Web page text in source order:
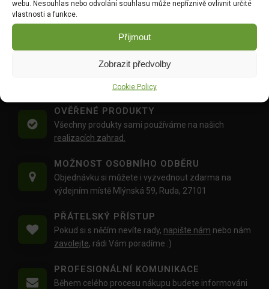
webu. Nesouhlas nebo odvolání souhlasu může nepříznivě ovlivnit určité
vlastnosti a funkce.
Přijmout
Zobrazit předvolby
Cookie Policy
29.00Kč
49.00Kč
DOPRAVA ZDARMA OD 1500 KČ
od 1500 Kč,
30 Kg,je zdarma.
OVĚŘENÉ PRODUKTY
Všechny produkty sami používáme na našich
realizacích zahrad.
MOŽNOST OSOBNÍHO ODBĚRU
Objednávku si můžete i vyzvednout zdarma na
výdejním místě Mlýnská 59, Ruda, 27101
PŘÁTELSKÝ PŘÍSTUP
Pokud si s něčím nevíte rady, napište nám nebo nám
zavolejte, rádi Vám poradíme :)
PROFESIONÁLNÍ KOMUNIKACE
Během celého procesu nákupu budete informováni